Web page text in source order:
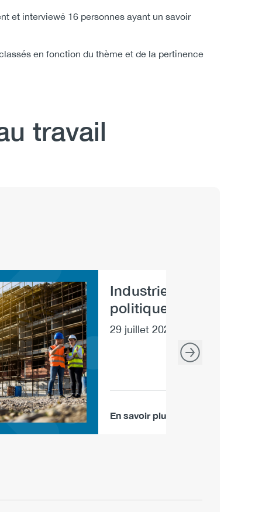
et interviewé 16 personnes ayant un savoir
en fonction du thème et de la pertinence
travail
Industrie de la
politiques et formation
29 juillet 2025
En savoir plus